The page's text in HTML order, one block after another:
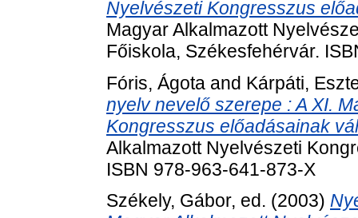
Nyelvészeti Kongresszus
Magyar Alkalmazott
Főiskola, Székesfehérvár.
Fóris, Ágota and Kárpáti,
nyelv nevelő szerepe : A XI.
Kongresszus előadásainak
Alkalmazott Nyelvészeti
ISBN 978-963-641-873-X
Székely, Gábor, ed. (2003)